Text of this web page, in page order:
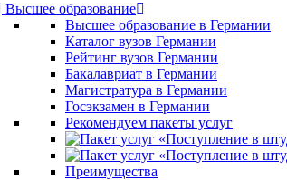
Высшее образование
Высшее образование в Германии
Каталог вузов Германии
Рейтинг вузов Германии
Бакалавриат в Германии
Магистратура в Германии
Госэкзамен в Германии
Рекомендуем пакеты услуг
Преимущества